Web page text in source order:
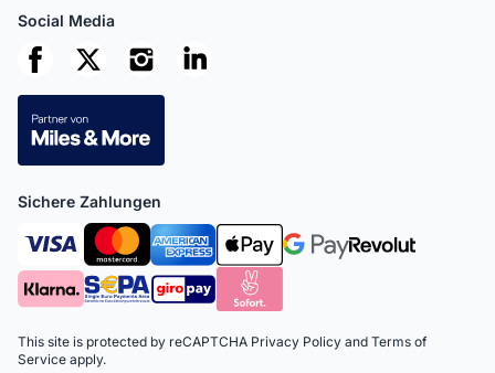
Social Media
Sichere Zahlungen
This site is protected by reCAPTCHA Privacy Policy and Terms of
Service apply.